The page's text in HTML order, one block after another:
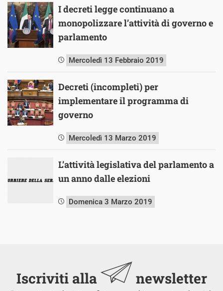
I decreti legge continuano a
monopolizzare l’attività di governo e
parlamento
Mercoledì 13 Febbraio 2019
Decreti (incompleti) per
implementare il programma di
governo
Mercoledì 13 Marzo 2019
L’attività legislativa del parlamento a
un anno dalle elezioni
Domenica 3 Marzo 2019
Iscriviti alla newsletter